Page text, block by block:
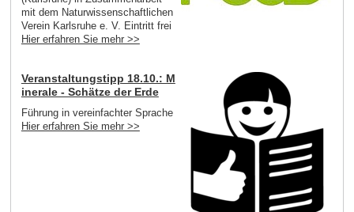
mit dem Naturwissenschaftlichen
Verein Karlsruhe e. V. Eintritt frei
Hier erfahren Sie mehr >>
Veranstaltungstipp 18.10.: M
inerale - Schätze der Erde
Führung in vereinfachter Sprache
Hier erfahren Sie mehr >>